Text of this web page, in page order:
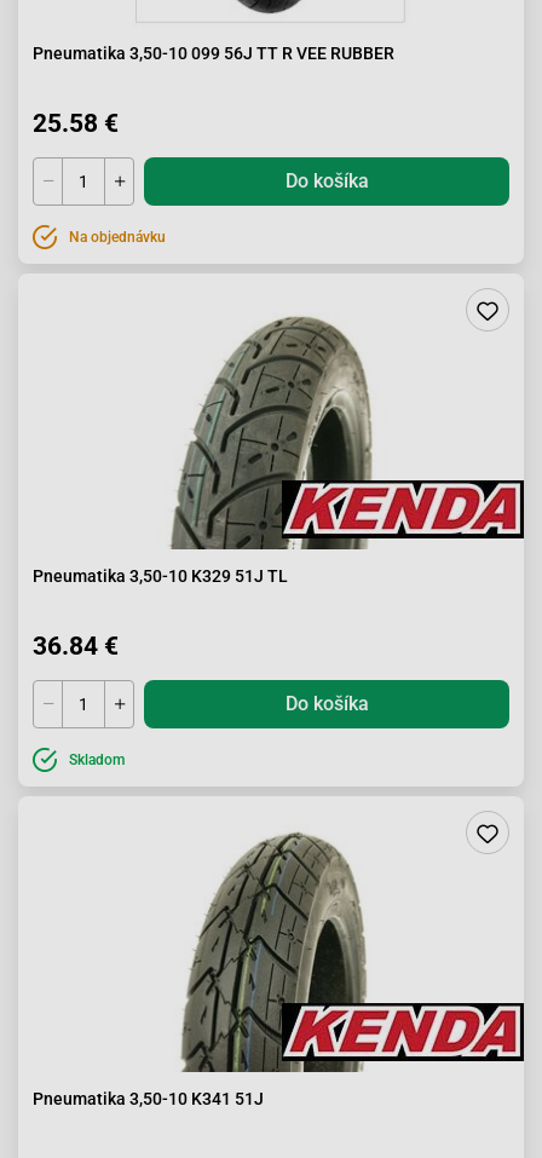
Pneumatika 3,50-10 099 56J TT R VEE RUBBER
25.58 €
Do košíka
Na objednávku
Pneumatika 3,50-10 K329 51J TL
36.84 €
Do košíka
Skladom
Pneumatika 3,50-10 K341 51J